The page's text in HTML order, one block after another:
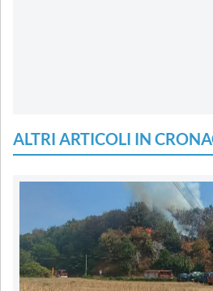
ALTRI ARTICOLI IN